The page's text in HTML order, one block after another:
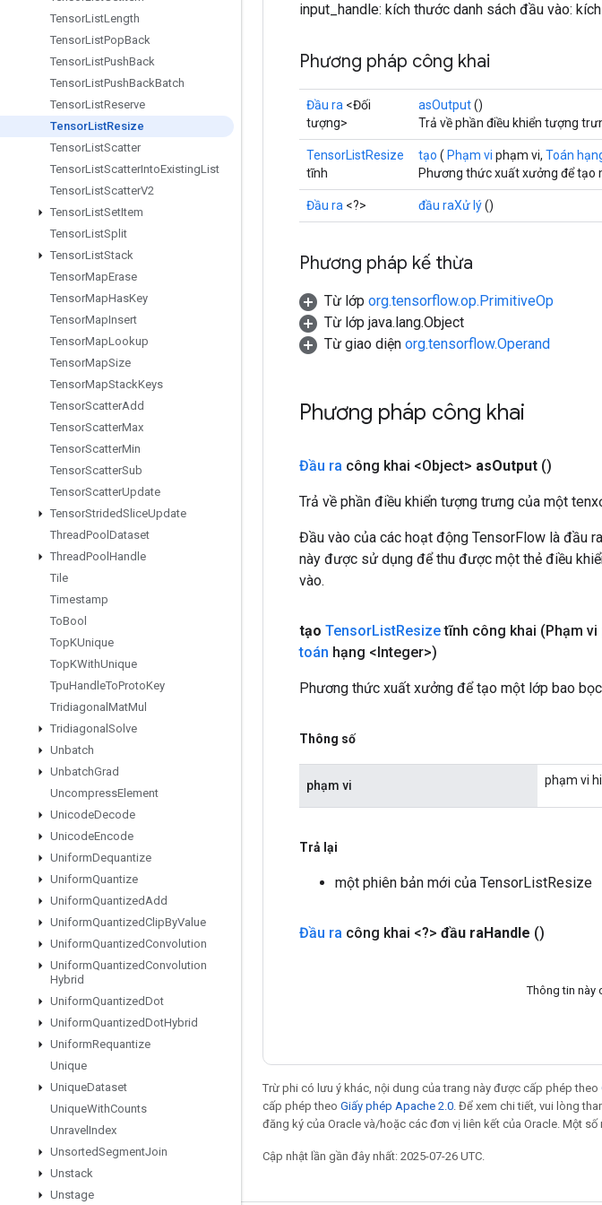
TensorListLength
TensorListPopBack
TensorListPushBack
TensorListPushBackBatch
TensorListReserve
TensorListResize
TensorListScatter
TensorListScatterIntoExistingList
TensorListScatterV2
TensorListSetItem
TensorListSplit
TensorListStack
TensorMapErase
TensorMapHasKey
TensorMapInsert
TensorMapLookup
TensorMapSize
TensorMapStackKeys
TensorScatterAdd
TensorScatterMax
TensorScatterMin
TensorScatterSub
TensorScatterUpdate
TensorStridedSliceUpdate
ThreadPool Dataset
ThreadPool Handle
Tile
Timestamp
ToBool
TopKUnique
TopKWithUnique
TpuHandleToProtoKey
Tridiagonal MatMul
Tridiagonal Solve
Unbatch
UnbatchGrad
UncompressElement
UnicodeDecode
UnicodeEncode
UniformDequantize
UniformQuantize
UniformQuantizedAdd
UniformQuantizedClipByValue
UniformQuantizedConvolution
UniformQuantizedConvolution
Hybrid
UniformQuantizedDot
UniformQuantizedDotHybrid
UniformRequantize
Unique
UniqueDataset
UniqueWithCounts
Unravel Index
UnsortedSegmentJoin
Unstack
Unstage
input_handle: kích thước danh sách đầu vào:
Phương pháp công khai
Đầu ra <Đối
tượng>
asOutput()
Trả về phần điều khiển tượng
TensorListResize
tĩnh
tạo ( Phạm vi phạm vi, Toán
Phương thức xuất xưởng để tạo
Đầu ra <?> đầu raXử lý()
Phương pháp kế thừa
Từ lớp org.tensorflow.op.PrimitiveOp
Từ lớp java.lang.Object
Từ giao diện org.tensorflow.Operand
Phương pháp công khai
Đầu ra công khai <Object> asOutput ()
Trả về phần điều khiển tượng trưng của một
Đầu vào của các hoạt động TensorFlow là đầu
này được sử dụng để thu được một thẻ điều
vào.
tạo TensorListResizetĩnh công khai (Phạm vi
toán hạng <Integer>)
Phương thức xuất xưởng để tạo một lớp bao
Thông số
phạm vi phạm vi
Trả lại
một phiên bản mới của TensorListResize
Đầu ra công khai <?> đầu raHandle ()
Thông tin này
Trừ phi có lưu ý khác, nội dung của trang này được cấp phép theo
cấp phép theo Giấy phép Apache 2.0 . Để xem chi tiết, vui lòng
đăng ký của Oracle và/hoặc các đơn vị liên kết của Oracle. Một
Cập nhật lần gần đây nhất: 2025-07-26 UTC.